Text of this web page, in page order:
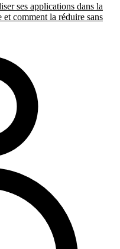
ses applications dans la
comment la réduire sans